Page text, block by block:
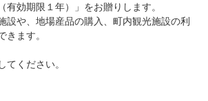
有効期限１年）」をお贈りします。
設や、地場産品の購入、町内観光施設の利
きます。
てください。